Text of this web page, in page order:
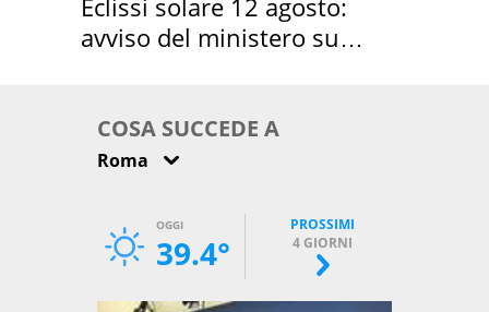
Eclissi solare 12 agosto:
avviso del ministero su